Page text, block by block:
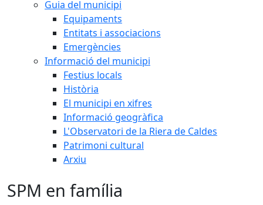
Guia del municipi
Equipaments
Entitats i associacions
Emergències
Informació del municipi
Festius locals
Història
El municipi en xifres
Informació geogràfica
L'Observatori de la Riera de Caldes
Patrimoni cultural
Arxiu
SPM en família